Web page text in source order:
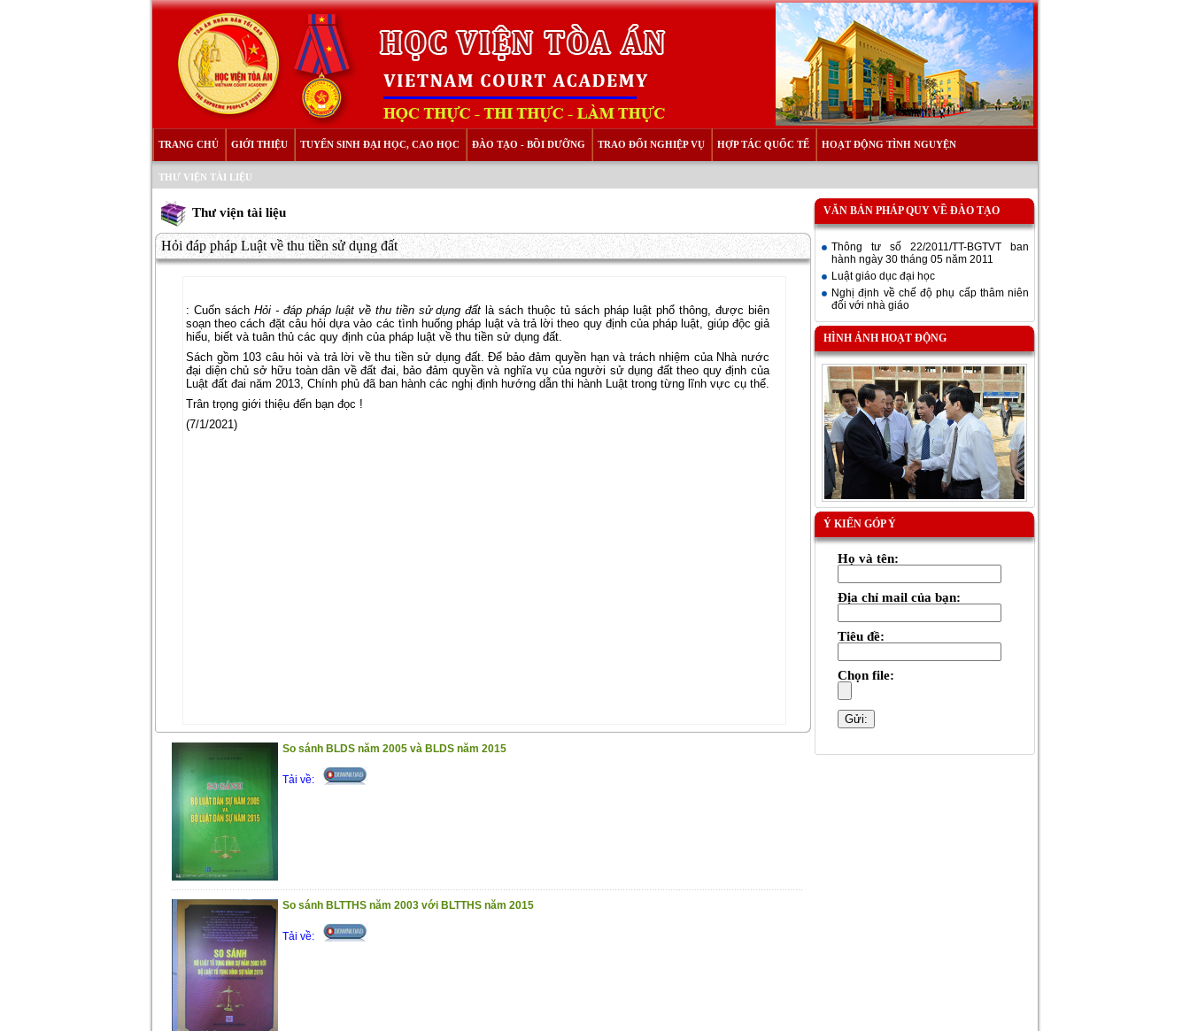
TRANG CHỦ GIỚI THIỆU TUYỂN SINH ĐẠI HỌC, CAO HỌC ĐÀO TẠO - BỒI DƯỠNG TRAO ĐỔI NGHIỆP VỤ HỢP TÁC QUỐC TẾ HOẠT ĐỘNG TÌNH NGUYỆN
THƯ VIỆN TÀI LIỆU
Thư viện tài liệu
Hỏi đáp pháp Luật về thu tiền sử dụng đất
: Cuốn sách Hỏi - đáp pháp luật về thu tiền sử dụng đất là sách thuộc tủ sách pháp luật phổ thông, được biên
soạn theo cách đặt câu hỏi dựa vào các tình huống pháp luật và trả lời theo quy định của pháp luật, giúp độc giả
hiểu, biết và tuân thủ các quy định của pháp luật về thu tiền sử dụng đất.
Sách gồm 103 câu hỏi và trả lời về thu tiền sử dụng đất. Để bảo đảm quyền hạn và trách nhiệm của Nhà nước
đại diện chủ sở hữu toàn dân về đất đai, bảo đảm quyền và nghĩa vụ của người sử dụng đất theo quy định của
Luật đất đai năm 2013, Chính phủ đã ban hành các nghị định hướng dẫn thi hành Luật trong từng lĩnh vực cụ thể.
Trân trọng giới thiệu đến bạn đọc !
(7/1/2021)
So sánh BLDS năm 2005 và BLDS năm 2015
Tải về:
So sánh BLTTHS năm 2003 với BLTTHS năm 2015
Tải về:
VĂN BẢN PHÁP QUY VỀ ĐÀO TẠO
Thông tư số 22/2011/TT-BGTVT ban
hành ngày 30 tháng 05 năm 2011
Luật giáo dục đại học
Nghị định về chế độ phụ cấp thâm niên
đối với nhà giáo
HÌNH ẢNH HOẠT ĐỘNG
Ý KIẾN GÓP Ý
Họ và tên:
Địa chỉ mail của bạn:
Tiêu đề:
Chọn file: